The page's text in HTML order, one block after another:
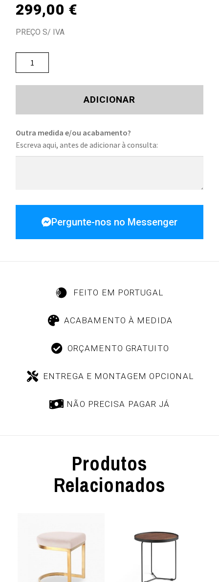
299,00 €
PREÇO S/ IVA
ADICIONAR
Outra medida e/ou acabamento?
Escreva aqui, antes de adicionar à consulta:
Pergunte-nos no Messenger
FEITO EM PORTUGAL
ACABAMENTO À MEDIDA
ORÇAMENTO GRATUITO
ENTREGA E MONTAGEM OPCIONAL
NÃO PRECISA PAGAR JÁ
Produtos
Relacionados